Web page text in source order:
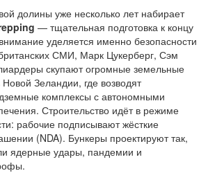
долины уже несколько лет набирает
— тщательная подготовка к концу
уделяется именно безопасности
СМИ, Марк Цукерберг, Сэм
скупают огромные земельные
Зеландии, где возводят
комплексы с автономными
Строительство идёт в режиме
рабочие подписывают жёсткие
(NDA). Бункеры проектируют так,
ядерные удары, пандемии и